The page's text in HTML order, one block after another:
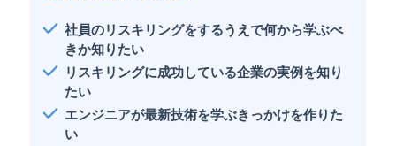
社員のリスキリングをするうえで何から学ぶべ
きか知りたい
リスキリングに成功している企業の実例を知り
たい
エンジニアが最新技術を学ぶきっかけを作りた
い